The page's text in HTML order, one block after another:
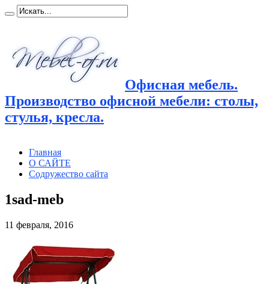
Офисная мебель.
Производство офисной мебели: столы,
стулья, кресла.
Главная
О САЙТЕ
Содружество сайта
1sad-meb
11 февраля, 2016